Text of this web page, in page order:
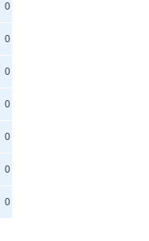
0
0
0
0
0
0
0